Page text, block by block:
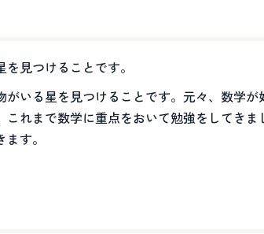
見つけることです。
いる星を見つけることです。元々、数学
れまで数学に重点をおいて勉強をしてき
す。